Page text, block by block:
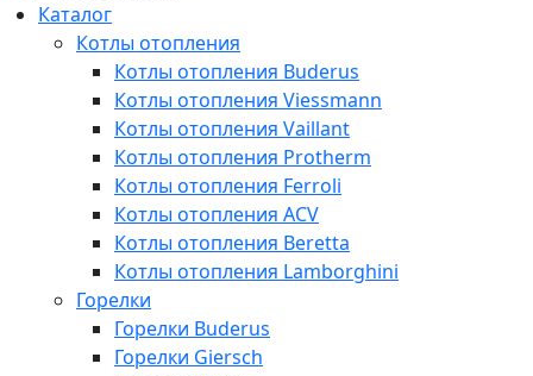
Каталог
Котлы отопления
Котлы отопления Buderus
Котлы отопления Viessmann
Котлы отопления Vaillant
Котлы отопления Protherm
Котлы отопления Ferroli
Котлы отопления ACV
Котлы отопления Beretta
Котлы отопления Lamborghini
Горелки
Горелки Buderus
Горелки Giersch